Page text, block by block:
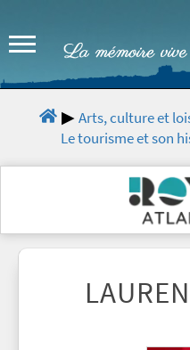
Arts, culture et
Le tourisme et son